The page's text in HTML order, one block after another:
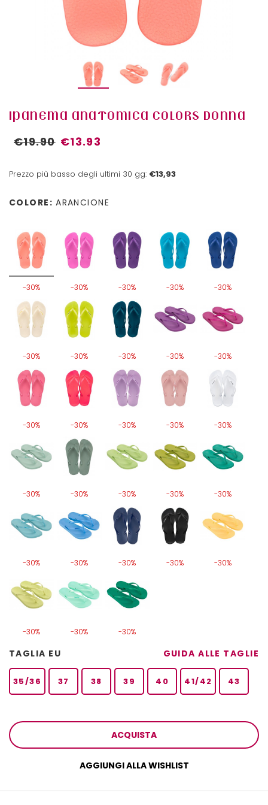
IPANEMA ANATOMICA COLORS DONNA
€19.90 €13.93
Prezzo più basso degli ultimi 30 gg: €13,93
COLORE: ARANCIONE
-30% -30% -30% -30% -30%
-30% -30% -30% -30% -30%
-30% -30% -30% -30% -30%
-30% -30% -30% -30% -30%
-30% -30% -30% -30% -30%
-30% -30% -30%
TAGLIA EU GUIDA ALLE TAGLIE
35/36 37 38 39 40 41/42 43
ACQUISTA
AGGIUNGI ALLA WISHLIST